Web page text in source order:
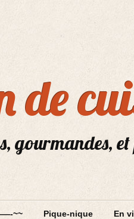
de
gourmandes,
~~ Pique-nique En